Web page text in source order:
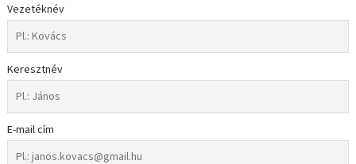
Vezetéknév
Keresztnév
E-mail cím